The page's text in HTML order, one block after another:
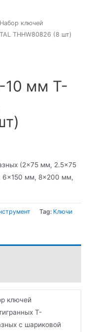
ключей
THHW80826 (8 шт)
10 мм Т-
(2×75 мм, 2.5×75
мм, 8×200 мм,
Tag: Ключи
ключей
Т-
с шариковой